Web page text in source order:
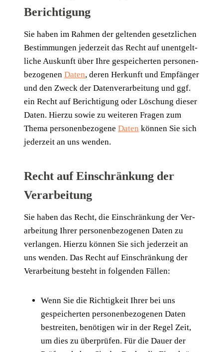
Berichtigung
Sie haben im Rah­men der gel­ten­den gesetz­li­chen
Bestim­mun­gen jeder­zeit das Recht auf unent­gelt­
li­che Aus­kunft über Ihre gespei­cher­ten per­so­nen­
be­zo­ge­nen Daten, deren Her­kunft und Emp­fän­ger
und den Zweck der Daten­ver­ar­bei­tung und ggf.
ein Recht auf Berich­ti­gung oder Löschung die­ser
Daten. Hier­zu sowie zu wei­te­ren Fra­gen zum
The­ma per­so­nen­be­zo­ge­ne Daten kön­nen Sie sich
jeder­zeit an uns wenden.
Recht auf Einschränkung der
Verarbeitung
Sie haben das Recht, die Ein­schrän­kung der Ver­
ar­bei­tung Ihrer per­so­nen­be­zo­ge­nen Daten zu
ver­lan­gen. Hier­zu kön­nen Sie sich jeder­zeit an
uns wen­den. Das Recht auf Ein­schrän­kung der
Ver­ar­bei­tung besteht in fol­gen­den Fällen:
Wenn Sie die Rich­tig­keit Ihrer bei uns
gespei­cher­ten per­so­nen­be­zo­ge­nen Daten
bestrei­ten, benö­ti­gen wir in der Regel Zeit,
um dies zu über­prü­fen. Für die Dau­er der